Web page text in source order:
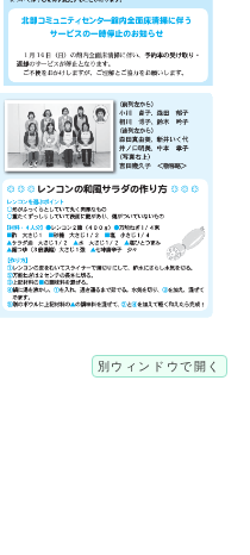
別ウィンドウで開く